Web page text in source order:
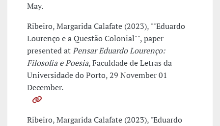
May.
Ribeiro, Margarida Calafate (2023), ""Eduardo
Lourenço e a Questão Colonial"", paper
presented atPensar Eduardo Lourenço:
Filosofia e Poesia, Faculdade de Letras da
Universidade do Porto, 29 November 01
December.
Ribeiro, Margarida Calafate (2023), "Eduardo